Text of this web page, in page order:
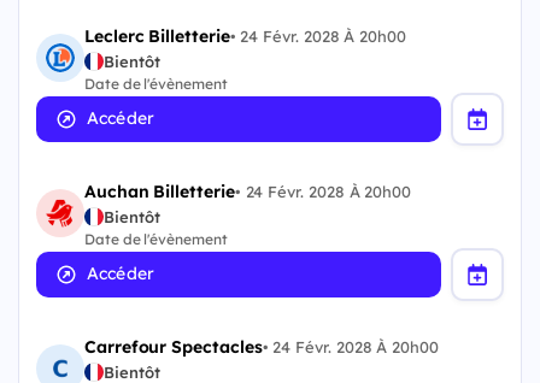
Leclerc Billetterie• 24 Févr. 2028 À 20h00
Bientôt
Date de l'évènement
Accéder
Auchan Billetterie• 24 Févr. 2028 À 20h00
Bientôt
Date de l'évènement
Accéder
Carrefour Spectacles• 24 Févr. 2028 À 20h00
Bientôt